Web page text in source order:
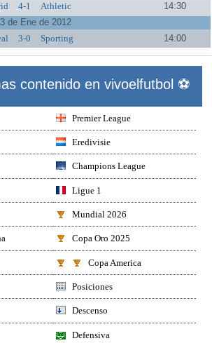
4-1 Athletic
14:30
de Ene de 2012
3-0 Sporting 14:00
contenido en vivoelfutbol ⚽
Premier League
Eredivisie
Champions League
Ligue 1
Mundial 2026
Copa Oro 2025
Copa America
Posiciones
Descenso
Defensiva